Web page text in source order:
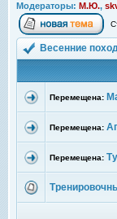
Модераторы: М.Ю.,
Весенние
Перемещена:
Перемещена:
Перемещена: